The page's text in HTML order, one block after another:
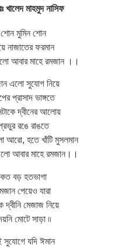
খালেদ মাহমুদ নাসিফ
শোন মুমিন শোন
নাজাতের ফরমান
আবার মাহে রমজান ।।
এলো সুযোগ নিয়ে
প্রাসাদ ভাঙ্গতে
দ্বীনের আলোয়
রঙে রাঙতে
আরো, হতে খাঁটি মুসলমান
আবার মাহে রমজান।।
কত বড় হতভাগা
পেয়েও যারা
দ্বীনি মেজাজ নিয়ে
মোটে সাড়া ৷৷
সুযোগে যদি ঈমান